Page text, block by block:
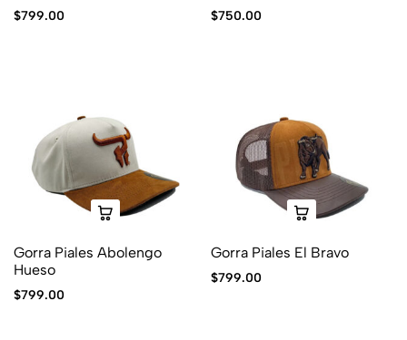
$799.00 $750.00
Gorra Piales Abolengo
Hueso
$799.00
Gorra Piales El Bravo
$799.00